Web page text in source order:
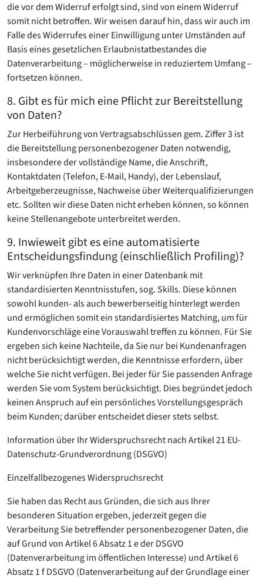
die vor dem Widerruf erfolgt sind, sind von einem Widerruf
somit nicht betroffen. Wir weisen darauf hin, dass wir auch im
Falle des Widerrufes einer Einwilligung unter Umständen auf
Basis eines gesetzlichen Erlaubnistatbestandes die
Datenverarbeitung – möglicherweise in reduziertem Umfang –
fortsetzen können.
8. Gibt es für mich eine Pflicht zur Bereitstellung
von Daten?
Zur Herbeiführung von Vertragsabschlüssen gem. Ziffer 3 ist
die Bereitstellung personenbezogener Daten notwendig,
insbesondere der vollständige Name, die Anschrift,
Kontaktdaten (Telefon, E-Mail, Handy), der Lebenslauf,
Arbeitgeberzeugnisse, Nachweise über Weiterqualifizierungen
etc. Sollten wir diese Daten nicht erheben können, so können
keine Stellenangebote unterbreitet werden.
9. Inwieweit gibt es eine automatisierte
Entscheidungsfindung (einschließlich Profiling)?
Wir verknüpfen Ihre Daten in einer Datenbank mit
standardisierten Kenntnisstufen, sog. Skills. Diese können
sowohl kunden- als auch bewerberseitig hinterlegt werden
und ermöglichen somit ein standardisiertes Matching, um für
Kundenvorschläge eine Vorauswahl treffen zu können. Für Sie
ergeben sich keine Nachteile, da Sie nur bei Kundenanfragen
nicht berücksichtigt werden, die Kenntnisse erfordern, über
welche Sie nicht verfügen. Bei jeder für Sie passenden Anfrage
werden Sie vom System berücksichtigt. Dies begründet jedoch
keinen Anspruch auf ein persönliches Vorstellungsgespräch
beim Kunden; darüber entscheidet dieser stets selbst.
Information über Ihr Widerspruchsrecht nach Artikel 21 EU-
Datenschutz-Grundverordnung (DSGVO)
Einzelfallbezogenes Widerspruchsrecht
Sie haben das Recht aus Gründen, die sich aus Ihrer
besonderen Situation ergeben, jederzeit gegen die
Verarbeitung Sie betreffender personenbezogener Daten, die
auf Grund von Artikel 6 Absatz 1 e der DSGVO
(Datenverarbeitung im öffentlichen Interesse) und Artikel 6
Absatz 1 f DSGVO (Datenverarbeitung auf der Grundlage einer